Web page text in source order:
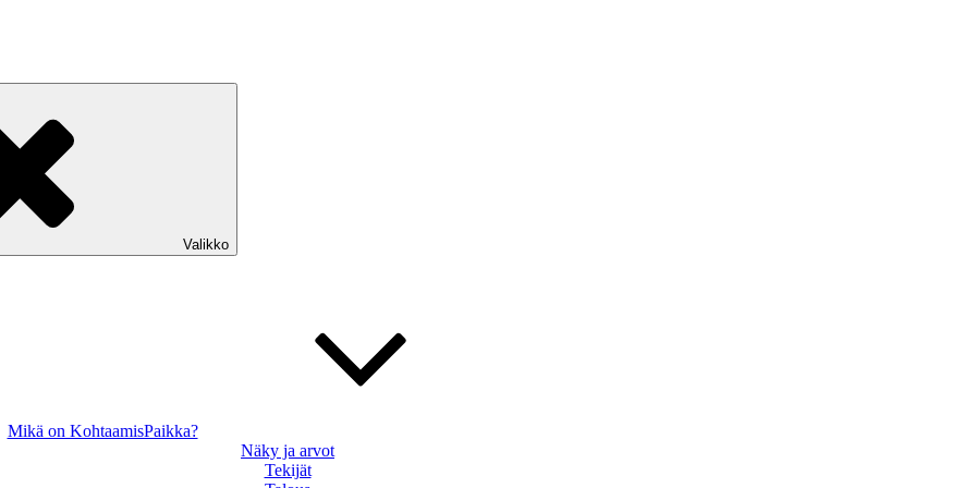
Valikko
Mikä on KohtaamisPaikka?
Näky ja arvot
Tekijät